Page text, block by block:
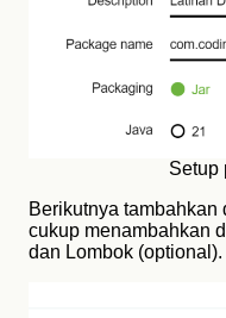
Setup
Berikutnya
cukup menambahkan
dan Lombok (optional).